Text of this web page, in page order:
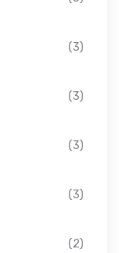
(3)
(3)
(3)
(3)
(2)